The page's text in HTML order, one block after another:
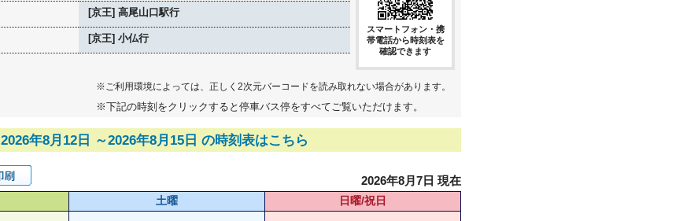
[京王] 高尾山口駅行
[京王] 小仏行
スマートフォン・携
帯電話から時刻表を
確認できます
※ご利用環境によっては、正しく2次元バーコードを読み取れない場合があります。
※下記の時刻をクリックすると停車バス停をすべてご覧いただけます。
2026年8月12日 ～2026年8月15日 の時刻表はこちら
2026年8月7日 現在
土曜
日曜/祝日